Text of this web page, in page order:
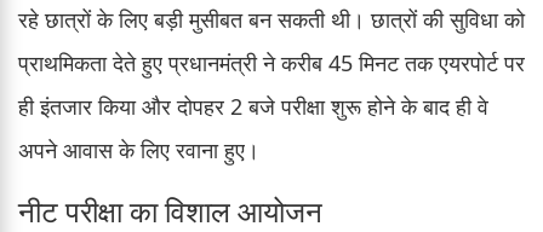
रहे छात्रों के लिए बड़ी मुसीबत बन सकती थी। छात्रों की सुविधा को
प्राथमिकता देते हुए प्रधानमंत्री ने करीब 45 मिनट तक एयरपोर्ट पर
ही इंतजार किया और दोपहर 2 बजे परीक्षा शुरू होने के बाद ही वे
अपने आवास के लिए रवाना हुए।
नीट परीक्षा का विशाल आयोजन